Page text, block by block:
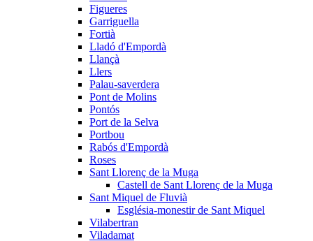
Figueres
Garriguella
Fortià
Lladó d'Empordà
Llançà
Llers
Palau-saverdera
Pont de Molins
Pontós
Port de la Selva
Portbou
Rabós d'Empordà
Roses
Sant Llorenç de la Muga
Castell de Sant Llorenç de la Muga
Sant Miquel de Fluvià
Església-monestir de Sant Miquel
Vilabertran
Viladamat